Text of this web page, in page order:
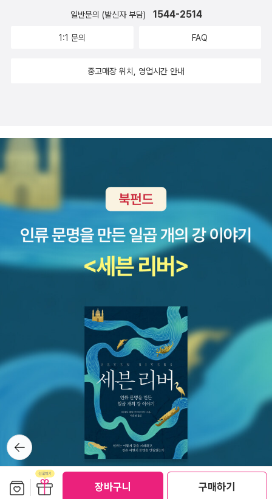
장바구니 구매하기
하다. 현재 스코어는 87쪽 <사피엔스> 근자에 낙양의 지가를
버티고 있다가 유시민의 <공감필법>을 읽고서야, 아아아 유시민 같
(일례로) ‘아우슈비츠’ 같은 것을 겪고도 과연 인간의 역사란 것이 발
에 대해 명확하게 이야기하고 있다. 거대거시적 관점에서 볼 때 그러
니깐 인공위성에서 지구를 내려다보는 그런 시점에서 볼 때, 수백만
년에 걸친 인류역사는 분명하고 확실하게 발전하고 있다는 것이다. 3
12쪽까지 읽었다. <자금성, 최후의 환관들>목하 텔레비전에서 절
찬리에 방영중인 ‘구르미 어쩌고’를 아내는 필사적으로 본방사수하고
있고 덩달아 혜림씨도 뭘 아는지 모르는지 역시 좋아라해서 월화요일
저녁이 되면 두 모녀가 텔레비전 앞에 앉아 입을 딱 벌리고 침을 질질
르게 영향을 받았는지 어느날 문득 알라딘에서 <자금성, 최후의 환관
들>, <서태후와 궁녀들>을 보고는 참지 못하고 충동적으로 구매하고
말았다. 지금 38쪽을 읽고 있는데 생각만큼 흥미있지는 않다. <자금
성의 황혼>을 구입하면 한세트 완비되겠다. 이 책들 다 읽고 영화 <
마지막 황제> 봐주면 더욱 깔끔할 것 같다. 펄벅여사도 서태후에 대
한 책을 썼다고 하는데 어떤 내용인지 궁금하기는 하나 거기까지 나
아갈 여력은 없다. <그리스의 끝 마니> 현재 132쪽
까지 읽었다. 마지막으로 읽은 게 3~4주는 넘은 것 같다. 앞의 내용
은 거의 기억나지 않는다. 다만 ‘비잔티움의 부활’이라는 소제목이 붙
은 장은 기억에 일부 남았다. 비잔티움의 마지막 황제 콘스탄티누스1
1세의 후손에 대한 작가의 상상이 끝없이 펼쳐진다. 마니는 그리스의
새로 번역되었다. 그야말로 예술하기의 고충을 극복하는 것에 대한
것이다. <더 그래픽 북>은 재미있고 깔끔하고 스타일리쉬한 일러스
비주얼이 좋다. 북디자인, 일러스트레이터등의 다양한 볼거리가 있
다. 다만 서점에서는 한번보고 안살 것 같은지 랩에 꽁꽁 싸여있더
섯권이 나왔다. <파시> <짜장면> <철도> <노래> <다방>편인데 모
두 근대를 기반으로 하고있어 관심이 많은 나에게 재미있는 책들이
은 <일본의 사상>이 번역되었다. 제목에 비해 분량은 소박하지만 무
게감은 엄청나다. <장파 교수의 중국미학사>는 2천년 중국미학사를
문화사적으로 잘 정리한 책인데 중국관련한 사전지식이 일천하다보
의 질서>는 기호학을 토대로 신화학을 분석한 책이라고 한다. 학계에
서는 이 책이 꽤 주목받고 있는것으로 보인다. 이런 류의 책
은 이제 좀 질리기 시작하고 장삿속이 보이지만 의외로 내용이 좀 새
겨들을만 해서 추천하는 <죽음이란 무엇인가>다. 센델의 책과 대칭
점을 만들고 싶은 모양이었나본데... 그정도까지 될지는 의문이다. 하
이데거의 <사유의 경험으로부터>가 길에서 나왔고 이대출판부에서
<한국현대철학사론>이 나왔다. 내게는 굉장히 신선한 책 중 하나다.
한국의 현대철학사라니.. 뭔가 알고싶다. <욕망하는 냉장고
>는 자꾸커지는 한국의 냉장고에 대해 사회적, 환경적으로 분석한 책
이다. 우리나라는 다른나라와 다르게 두개이상의 냉장고를 쓰는 유일
한 국가이기 때문에 참고해볼만한 책이 아닌가 싶다. <철학적 사색으
로의 길>은 1958년 보헨스키가 독일의 한 라디오 방송에서 한 철학
칵, 눈물이 쏟아졌다. 더 넘길 수가 없었다. 아, 제기랄!!!! (ㅜ_ㅜ)
책이 나왔나보다. 친구 블로그에서 이 책을 만났다. 제목만 보고는 오
이건 반드시 실물로 봐야겠다. 국내 처음으로 소개되는 에드워드 호
띄었던 것 같은데 제대로 검색해볼 생각을 안 했다. 역시 친구 블로그
있었네. 에잇! 왠지 뺏긴 기분 ㅋㅋㅋ(그렇게 포스팅하는 사람이 어디
한 둘이냐 말이다!!ㅋㅋ) 『넘버』, 노희준 작가의 새 책이 나왔네. 직
접 삽화까지 그렸다. 한동안 트윗으로 삽화 올려 의견을 묻곤하더니..
그런데 표지가 쫌(-.-) 작은 사진으로 봐서 그런가. 실물로 보면 다르
겠지. 일단 주문해서 오는 것 본 후에 판단하겠음. 암튼 책 내용을 보
리스트』를 재밌게 읽은 독자라면 이 책도 분명 재미있어 할 거라는 예
감이 든다. 주문! 그리고 흥미진진해보이는 이 책 『서태후와 궁녀
들』, 쉽게 잘 읽힐 것 같아 보인다. 제목을 보는 순간 호기심 확, 당겼
다. 글항아리에서 나오는 걸작 논픽션 두 번째 책인데 처음에 나왔던
『자백의 대가』도 괜찮았던 것 같은데 이 책 역시 맘에 든다. 앞으로
'걸작 논픽션' 이름을 달고 나오는 책을 모조리 찜! 일단 오늘은 요
기까지만, 아웅~ 고우영 『십팔사략』도 읽어야 하는뎅~~
뒤로가
기
일반문의 (발신자 부담) 1544-2514
1:1 문의 FAQ
중고매장 위치, 영업시간 안내